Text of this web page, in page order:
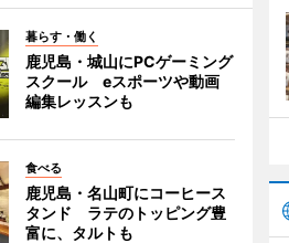
暮らす・働く
鹿児島・城山にPCゲーミング
スクール eスポーツや動画
編集レッスンも
食べる
鹿児島・名山町にコーヒース
タンド ラテのトッピング豊
富に、タルトも